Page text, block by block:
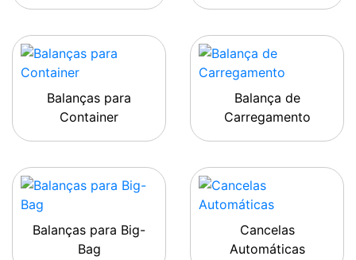
Balanças para
Container
Balança de
Carregamento
Balanças para Big-
Bag
Cancelas
Automáticas